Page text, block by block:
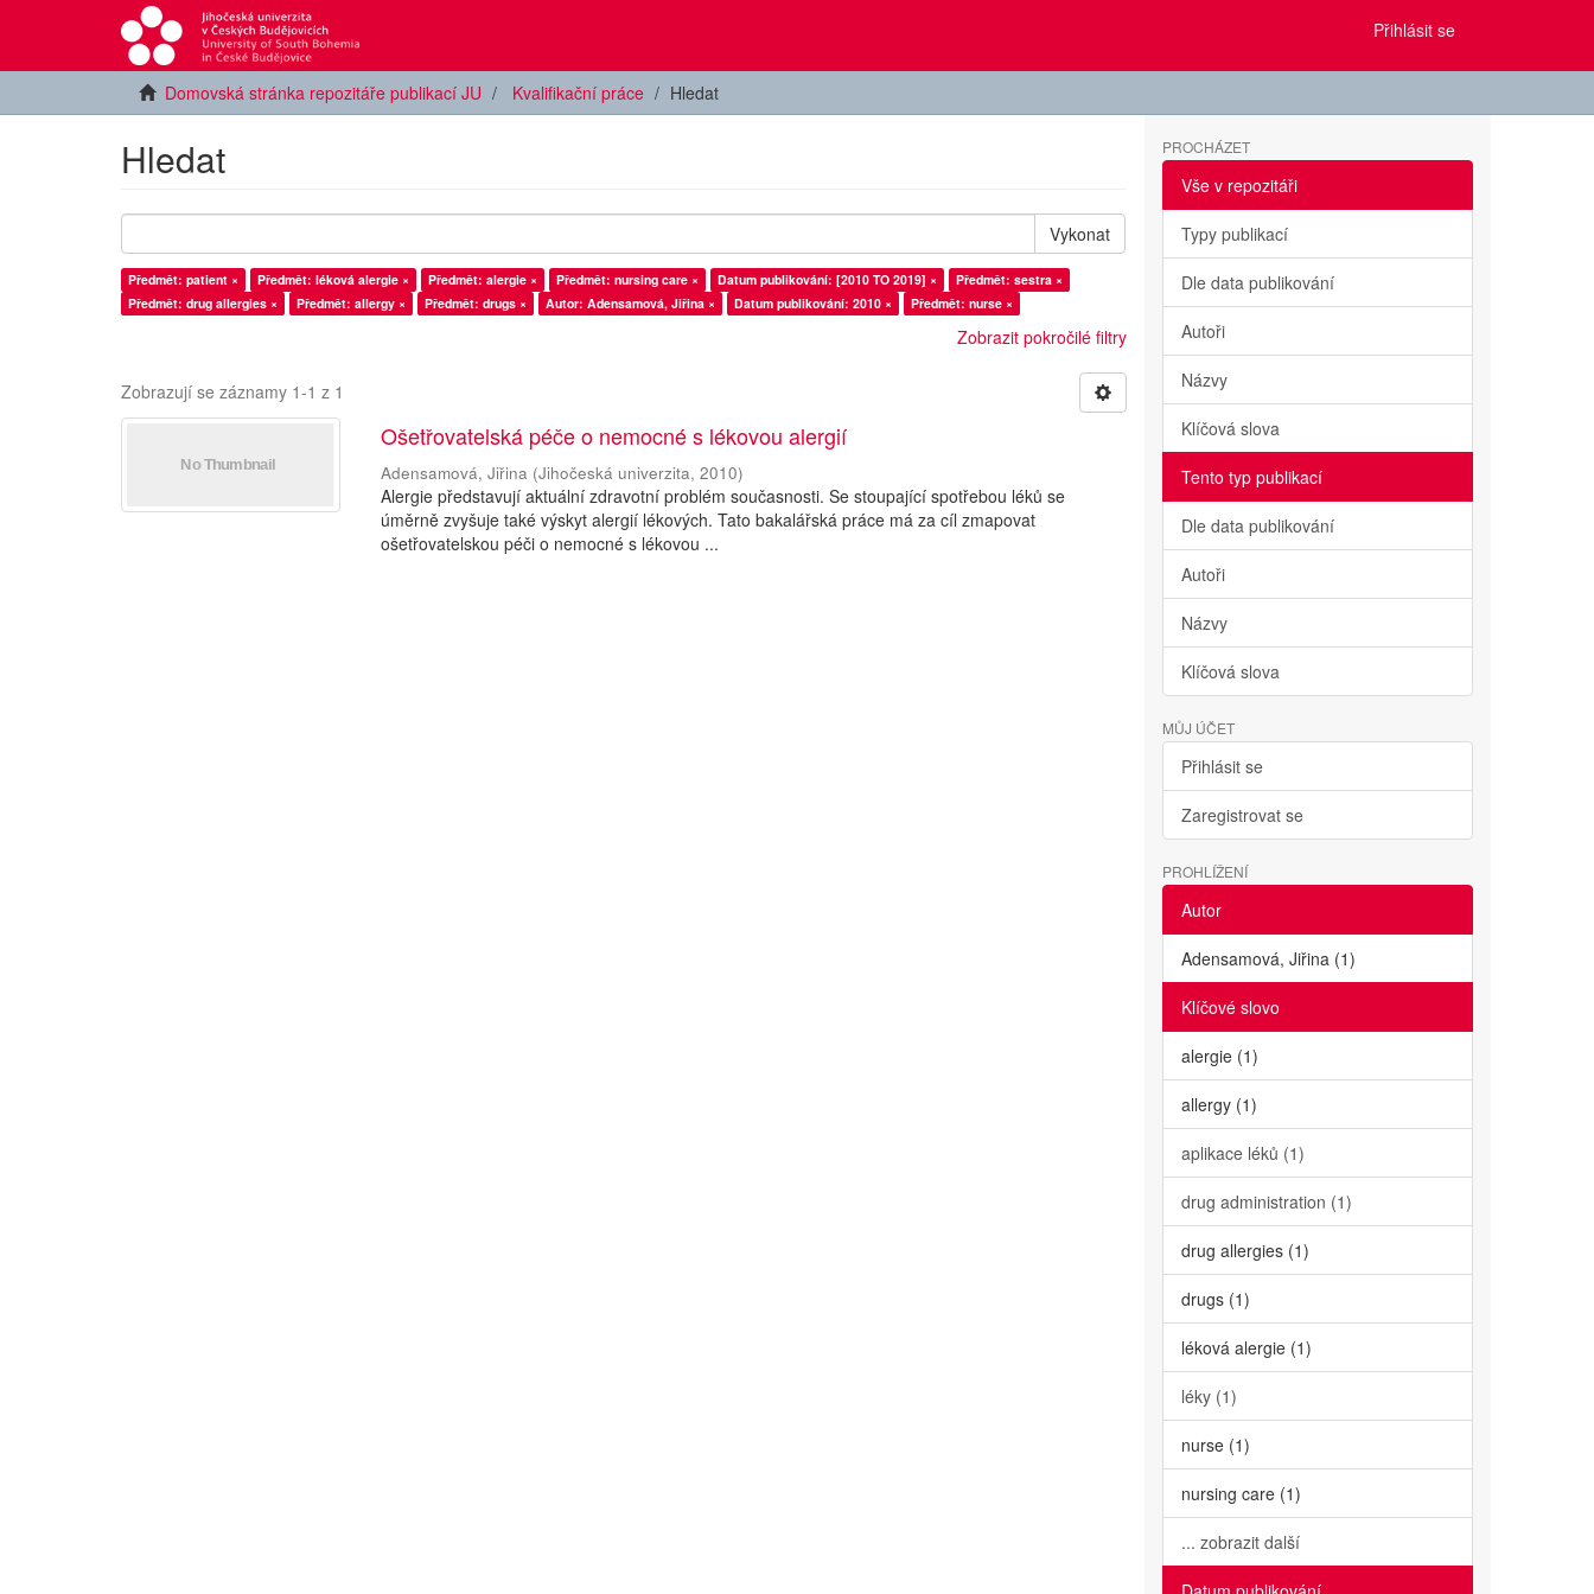
Přihlásit se
Domovská stránka repozitáře publikací JU Kvalifikační práce Hledat
Hledat
Vykonat
Předmět: patient × Předmět: léková alergie × Předmět: alergie × Předmět: nursing care × Datum publikování: [2010 TO 2019] ×
Předmět: sestra ×
Předmět: drug allergies ×
Předmět: allergy × Předmět: drugs × Autor: Adensamová, Jiřina × Datum publikování: 2010 × Předmět: nurse ×
Zobrazit pokročilé filtry
Zobrazují se záznamy 1-1 z 1
Ošetřovatelská péče o nemocné s lékovou alergií
Adensamová, Jiřina (Jihočeská univerzita,2010)
Alergie představují aktuální zdravotní problém současnosti. Se stoupající spotřebou léků se
úměrně zvyšuje také výskyt alergií lékových. Tato bakalářská práce má za cíl zmapovat
ošetřovatelskou péči o nemocné s lékovou ...
PROCHÁZET
Vše v repozitáři
Typy publikací
Dle data publikování
Autoři
Názvy
Klíčová slova
Tento typ publikací
Dle data publikování
Autoři
Názvy
Klíčová slova
MŮJ ÚČET
Přihlásit se
Zaregistrovat se
PROHLÍŽENÍ
Autor
Adensamová, Jiřina (1)
Klíčové slovo
alergie (1)
allergy (1)
aplikace léků (1)
drug administration (1)
drug allergies (1)
drugs (1)
léková alergie (1)
léky (1)
nurse (1)
nursing care (1)
... zobrazit další